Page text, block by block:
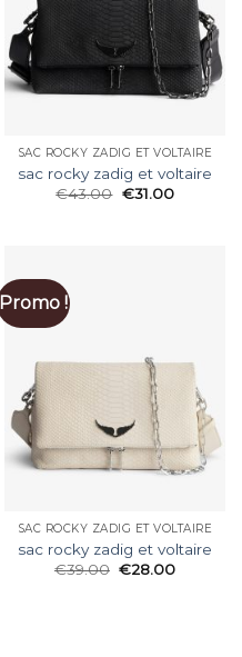
SAC ROCKY ZADIG ET VOLTAIRE
sac rocky zadig et voltaire
€43.00 €31.00
Promo !
SAC ROCKY ZADIG ET VOLTAIRE
sac rocky zadig et voltaire
€39.00 €28.00